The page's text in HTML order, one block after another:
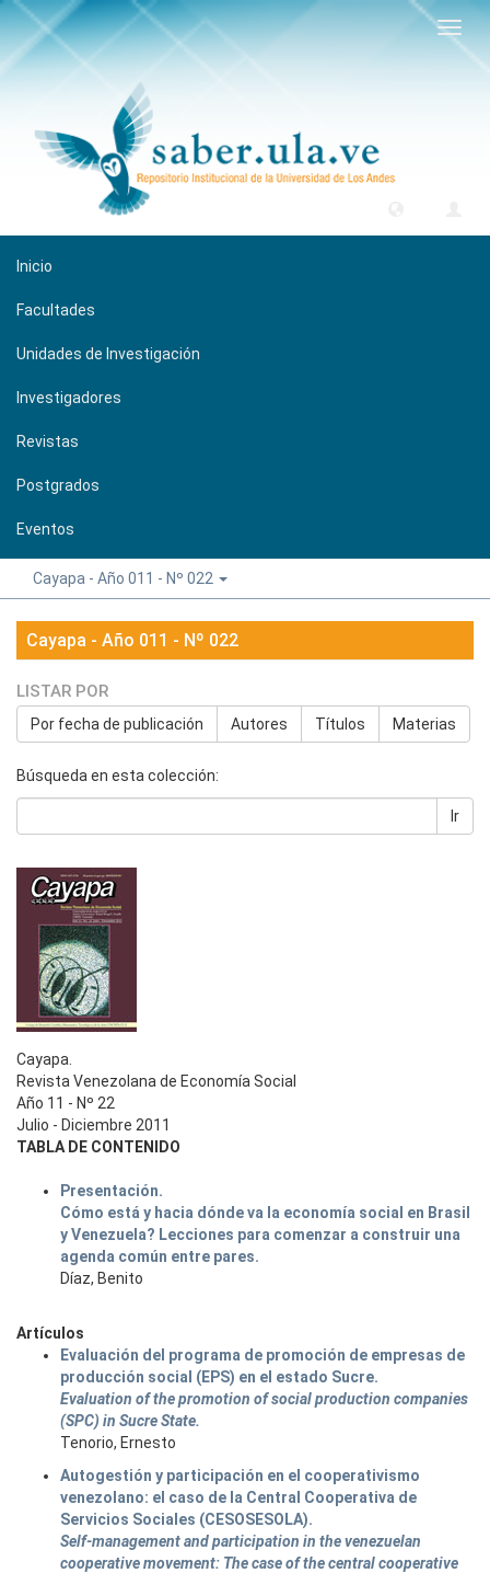
Inicio
Facultades
Unidades de Investigación
Investigadores
Revistas
Postgrados
Eventos
Cayapa - Año 011 - Nº 022
Cayapa - Año 011 - Nº 022
LISTAR POR
Por fecha de publicación Autores Títulos Materias
Búsqueda en esta colección:
Ir
Cayapa.
Revista Venezolana de Economía Social
Año 11 - Nº 22
Julio - Diciembre 2011
TABLA DE CONTENIDO
Presentación.
Cómo está y hacia dónde va la economía social en Brasil
y Venezuela? Lecciones para comenzar a construir una
agenda común entre pares.
Díaz, Benito
Artículos
Evaluación del programa de promoción de empresas de
producción social (EPS) en el estado Sucre.
Evaluation of the promotion of social production companies
(SPC) in Sucre State.
Tenorio, Ernesto
Autogestión y participación en el cooperativismo
venezolano: el caso de la Central Cooperativa de
Servicios Sociales (CESOSESOLA).
Self-management and participation in the venezuelan
cooperative movement: The case of the central cooperative